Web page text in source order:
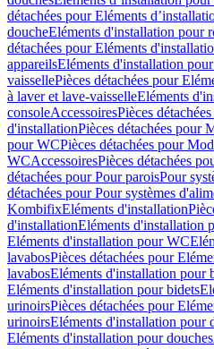
détachées pour Eléments
doucheEléments d'installation pour
détachées pour Eléments
appareilsEléments d'installation
vaissellePièces détachées pour
à laver et lave-vaisselleEléments
consoleAccessoiresPièces
d'installationPièces détachées pour
pour WCPièces détachées pour
WCAccessoiresPièces détachées
détachées pour Pour paroisPour
détachées pour Pour systèmes
KombifixEléments d'installation
d'installationEléments d'installation
Eléments d'installation pour WC
lavabosPièces détachées pour
lavabosEléments d'installation pour
Eléments d'installation pour bidets
urinoirsPièces détachées pour
urinoirsEléments d'installation pour
Eléments d'installation pour douches